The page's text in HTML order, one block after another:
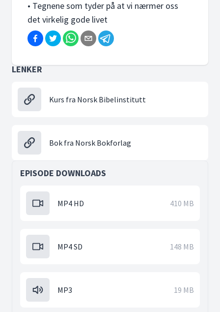
• Tegnene som tyder på at vi nærmer oss
det virkelig gode livet
LENKER
Kurs fra Norsk Bibelinstitutt
Bok fra Norsk Bokforlag
EPISODE DOWNLOADS
MP4 HD 410 MB
MP4 SD 148 MB
MP3 19 MB